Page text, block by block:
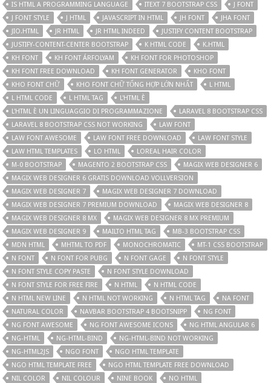
IS HTML A PROGRAMMING LANGUAGE
ITEXT 7 BOOTSTRAP CSS
J FONT
J FONT STYLE
J HTML JAVASCRIPT IN HTML JH FONT
JHA FONT
JIO.HTML
JR HTML JR HTML INDEED
JUSTIFY CONTENT BOOTSTRAP
JUSTIFY-CONTENT-CENTER BOOTSTRAP
K HTML CODE
K.HTML
KH FONT
KH FONT ÁRFOLYAM
KH FONT FOR PHOTOSHOP
KH FONT FREE DOWNLOAD
KH FONT GENERATOR
KHO FONT
KHO FONT CHỮ
KHO FONT CHỮ TỔNG HỢP LỚN NHẤT
L HTML
L HTML CODE
L HTML TAG
L'HTML È
L'HTML È UN LINGUAGGIO DI PROGRAMMAZIONE
LARAVEL 8 BOOTSTRAP CSS
LARAVEL 8 BOOTSTRAP CSS NOT WORKING
LAW FONT
LAW FONT AWESOME
LAW FONT FREE DOWNLOAD
LAW FONT STYLE
LAW HTML TEMPLATES
LO HTML
LOREAL HAIR COLOR
M-0 BOOTSTRAP
MAGENTO 2 BOOTSTRAP CSS
MAGIX WEB DESIGNER 6
MAGIX WEB DESIGNER 6 GRATIS DOWNLOAD VOLLVERSION
MAGIX WEB DESIGNER 7
MAGIX WEB DESIGNER 7 DOWNLOAD
MAGIX WEB DESIGNER 7 PREMIUM DOWNLOAD
MAGIX WEB DESIGNER 8
MAGIX WEB DESIGNER 8 MX
MAGIX WEB DESIGNER 8 MX PREMIUM
MAGIX WEB DESIGNER 9
MAILTO HTML TAG
MB-3 BOOTSTRAP CSS
MDN HTML
MHTML TO PDF MONOCHROMATIC
MT-1 CSS BOOTSTRAP
N FONT
N FONT FOR PUBG N FONT GAGE
N FONT STYLE
N FONT STYLE COPY PASTE
N FONT STYLE DOWNLOAD
N FONT STYLE FOR FREE FIRE
N HTML
N HTML CODE
N HTML NEW LINE
N HTML NOT WORKING N HTML TAG
NA FONT
NATURAL COLOR
NAVBAR BOOTSTRAP 4 BOOTSNIPP
NG FONT
NG FONT AWESOME
NG FONT AWESOME ICONS
NG HTML ANGULAR 6
NG-HTML
NG-HTML-BIND
NG-HTML-BIND NOT WORKING
NG-HTML2JS
NGO FONT
NGO HTML TEMPLATE
NGO HTML TEMPLATE FREE
NGO HTML TEMPLATE FREE DOWNLOAD
NIL COLOR
NIL COLOUR NINE BOOK
NO HTML